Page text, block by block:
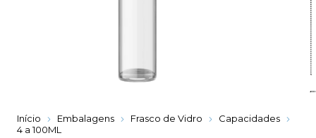
Início Embalagens Frasco de Vidro
Capacidades
4 a 100ML